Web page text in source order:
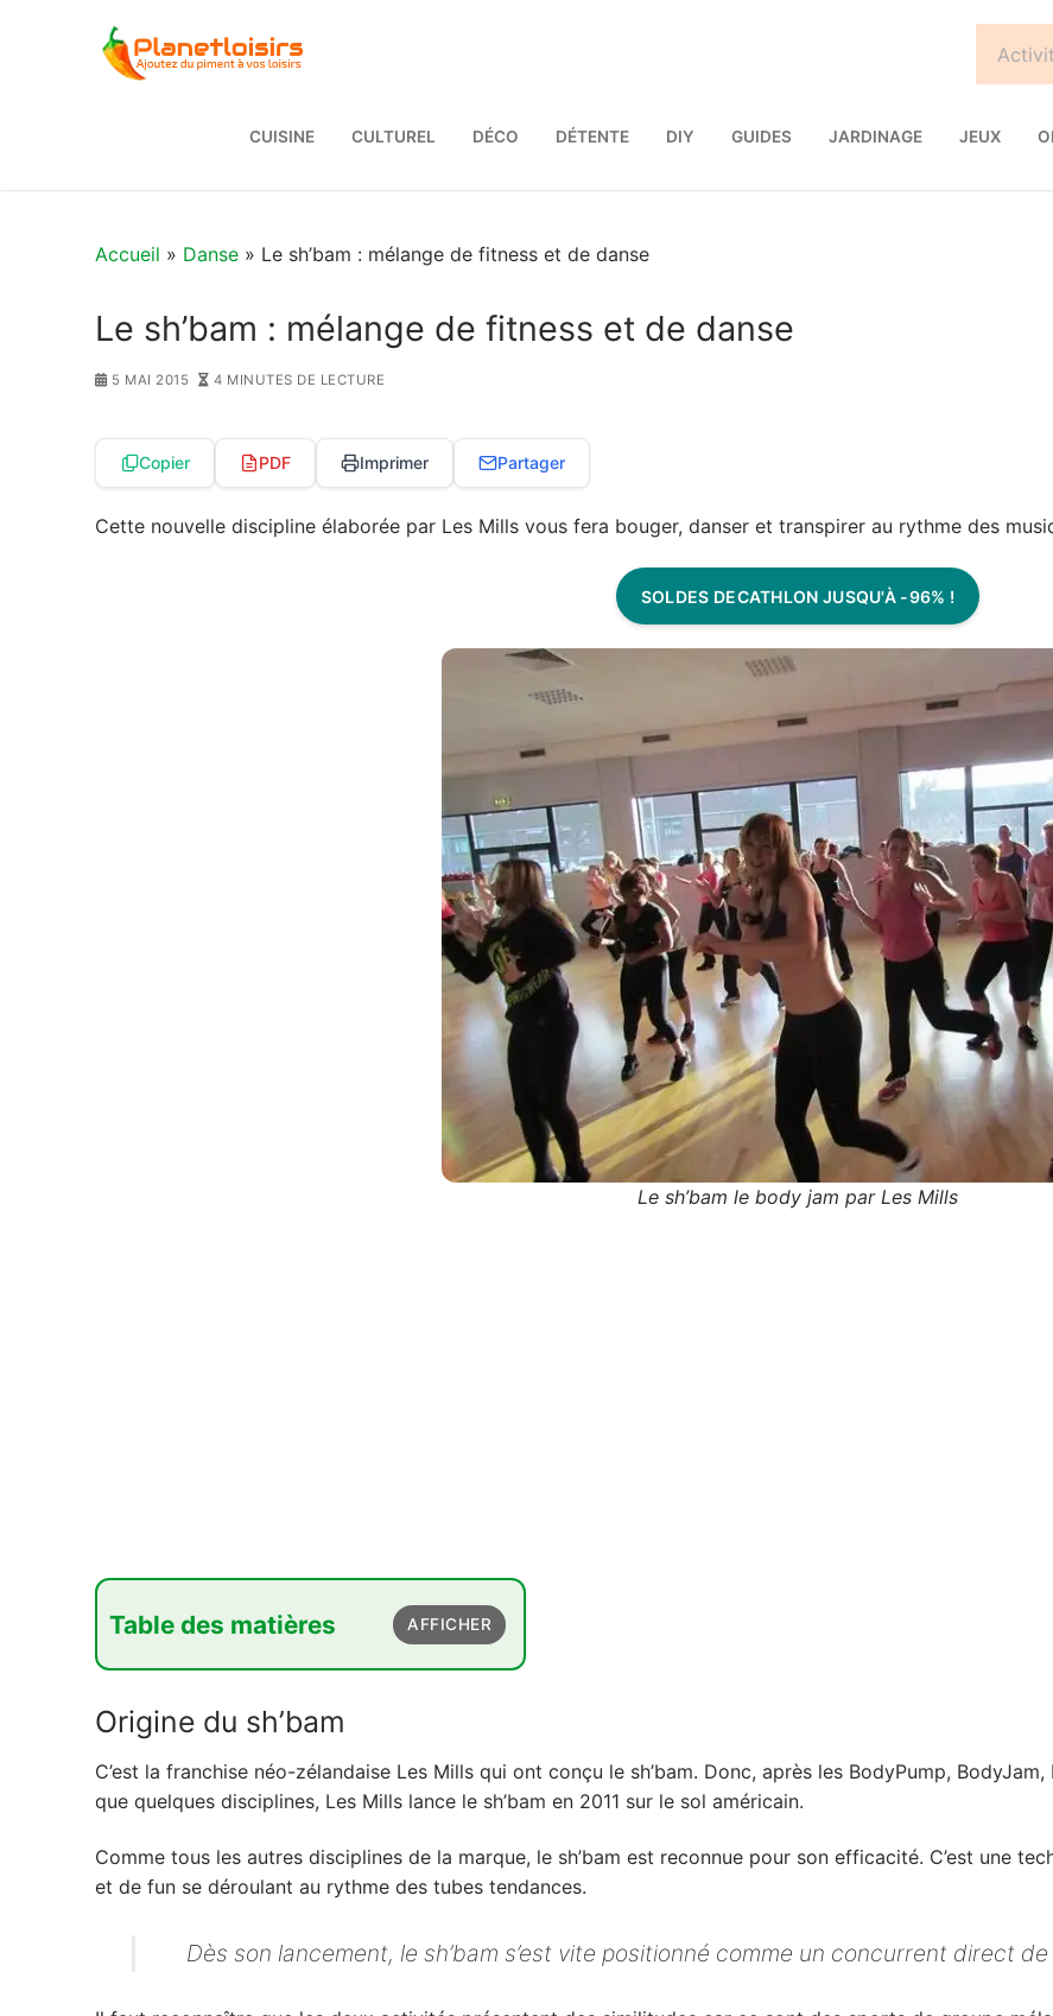
CUISINE CULTUREL DÉCO DÉTENTE DIY GUIDES JARDINAGE JEUX
Accueil » Danse » Le sh’bam : mélange de fitness et de danse
Le sh’bam : mélange de fitness et de danse
5 MAI 2015 4 MINUTES DE LECTURE
Copier PDF Imprimer Partager
Cette nouvelle discipline élaborée par Les Mills vous fera bouger, danser et transpirer au rythme des
SOLDES DECATHLON JUSQU'À -96% !
Le sh’bam le body jam par Les Mills
Table des matières AFFICHER
2. Sh'bam : serait-ce la nouvelle zumba ?
3. Pourquoi vous allez aimer le sh'bam ?
4. Qui peut pratiquer le sh'bam ?
5. Où pratiquer le sh'bam ?
6. Les équipements à prévoir
Origine du sh’bam
C’est la franchise néo-zélandaise Les Mills qui ont conçu le sh’bam. Donc, après les BodyPump,
que quelques disciplines, Les Mills lance le sh’bam en 2011 sur le sol américain.
Comme tous les autres disciplines de la marque, le sh’bam est reconnue pour son efficacité. C’est une
et de fun se déroulant au rythme des tubes tendances.
Dès son lancement, le sh’bam s’est vite positionné comme un concurrent direct de